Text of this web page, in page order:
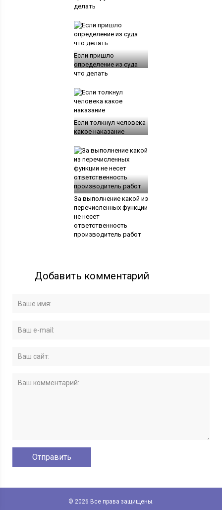
делать
Если пришло
определение из суда
что делать
Если толкнул человека
какое наказание
За выполнение какой из
перечисленных функции
не несет
ответственность
производитель работ
Добавить комментарий
© 2026 Все права защищены.